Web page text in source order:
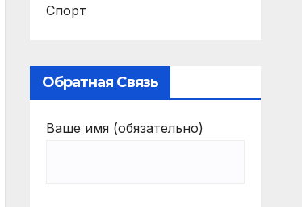
Спорт
Обратная Связь
Ваше имя (обязательно)